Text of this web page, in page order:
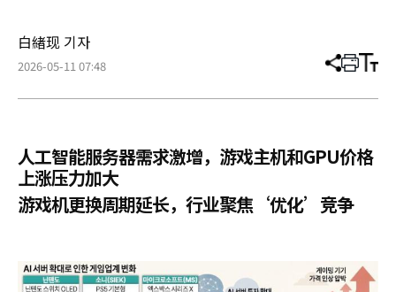
白緖现 기자
2026-05-11 07:48 分
章
打 调
小
人工智能服务器需求激增，游戏主机和GPU价格
上涨压力加大
游戏机更换周期延长，行业聚焦‘优化’竞争